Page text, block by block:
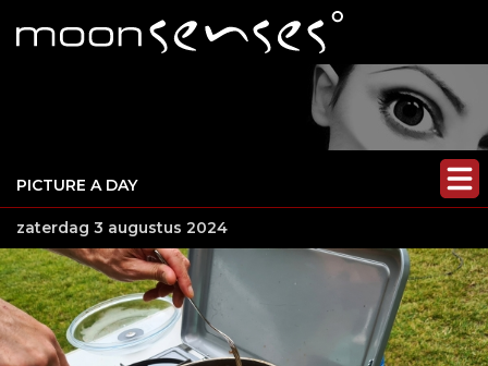
PICTURE A DAY
zaterdag 3 augustus 2024